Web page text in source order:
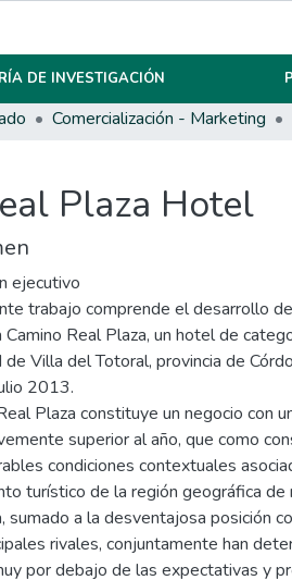
DE INVESTIGACIÓN
Comercialización - Marketing
Plaza Hotel
ejecutivo
trabajo comprende el desarrollo
Camino Real Plaza, un hotel de
de Villa del Totoral, provincia de
2013.
Plaza constituye un negocio con
superior al año, que como
condiciones contextuales
turístico de la región geográfica de
sumado a la desventajosa posición
rivales, conjuntamente han
por debajo de las expectativas y